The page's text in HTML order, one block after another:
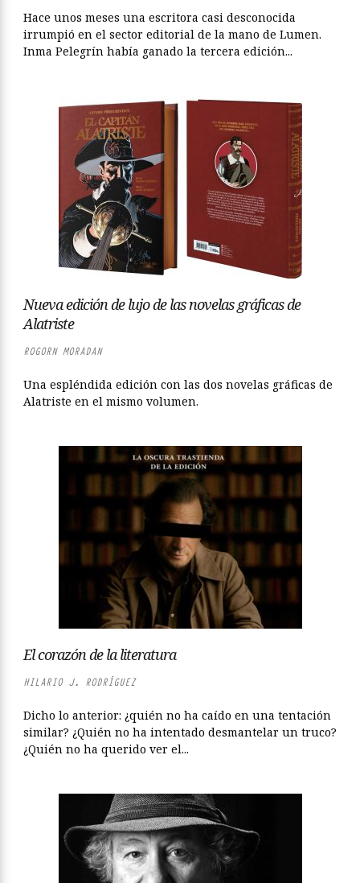
Hace unos meses una escritora casi desconocida
irrumpió en el sector editorial de la mano de Lumen.
Inma Pelegrín había ganado la tercera edición...
Nueva edición de lujo de las novelas gráficas de
Alatriste
ROGORN MORADAN
Una espléndida edición con las dos novelas gráficas de
Alatriste en el mismo volumen.
El corazón de la literatura
HILARIO J. RODRÍGUEZ
Dicho lo anterior: ¿quién no ha caído en una tentación
similar? ¿Quién no ha intentado desmantelar un truco?
¿Quién no ha querido ver el...